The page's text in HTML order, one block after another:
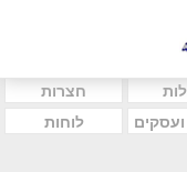
חצרות
לוחות